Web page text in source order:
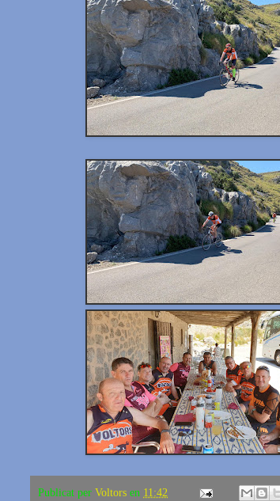
Publicat per Voltors en 11:42